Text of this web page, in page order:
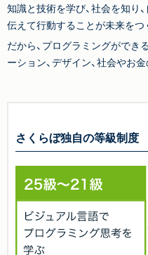
知識と技術を学び、社会を知り
伝えて行動することが未来をつ
だから、プログラミングがで
ーション、デザイン、社会やお
さくらぼ独自の等級制度